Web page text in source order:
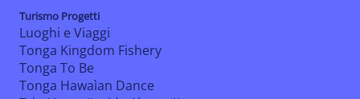
Turismo Progetti
Luoghi e Viaggi
Tonga Kingdom Fishery
Tonga To Be
Tonga Hawaìan Dance